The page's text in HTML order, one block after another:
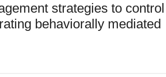
strategies to control
behaviorally mediated